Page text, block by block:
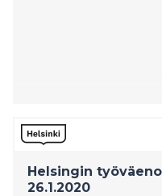
Helsingin
26.1.2020